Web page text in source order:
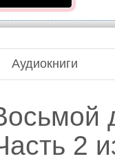
Аудиокниги
2